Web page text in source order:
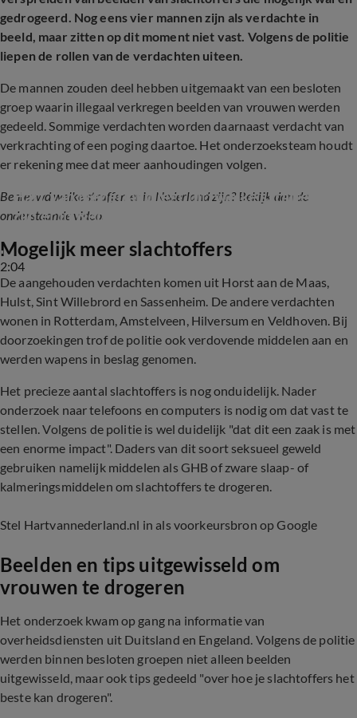
gedrogeerd. Nog eens vier mannen zijn als verdachte in
beeld, maar zitten op dit moment niet vast. Volgens de politie
liepen de rollen van de verdachten uiteen.
De mannen zouden deel hebben uitgemaakt van een besloten
groep waarin illegaal verkregen beelden van vrouwen werden
gedeeld. Sommige verdachten worden daarnaast verdacht van
verkrachting of een poging daartoe. Het onderzoeksteam houdt
er rekening mee dat meer aanhoudingen volgen.
Benieuwd welke straffen er in Nederland zijn? Bekijk dan de
onderstaande video.
2:04
Hart van Nederland legt uit: welke straffen
zijn er in Nederland?
Mogelijk meer slachtoffers
De aangehouden verdachten komen uit Horst aan de Maas,
Hulst, Sint Willebrord en Sassenheim. De andere verdachten
wonen in Rotterdam, Amstelveen, Hilversum en Veldhoven. Bij
doorzoekingen trof de politie ook verdovende middelen aan en
werden wapens in beslag genomen.
Het precieze aantal slachtoffers is nog onduidelijk. Nader
onderzoek naar telefoons en computers is nodig om dat vast te
stellen. Volgens de politie is wel duidelijk "dat dit een zaak is met
een enorme impact". Daders van dit soort seksueel geweld
gebruiken namelijk middelen als GHB of zware slaap- of
kalmeringsmiddelen om slachtoffers te drogeren.
Stel Hartvannederland.nl in als voorkeursbron op Google
Beelden en tips uitgewisseld om
vrouwen te drogeren
Het onderzoek kwam op gang na informatie van
overheidsdiensten uit Duitsland en Engeland. Volgens de politie
werden binnen besloten groepen niet alleen beelden
uitgewisseld, maar ook tips gedeeld "over hoe je slachtoffers het
beste kan drogeren".